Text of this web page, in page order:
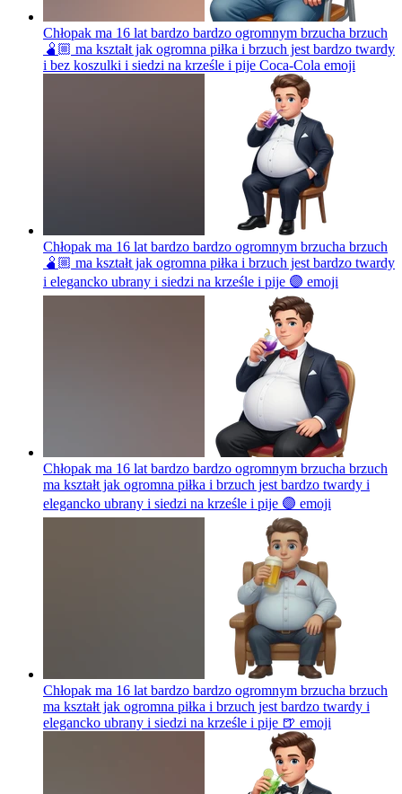
Chłopak ma 16 lat bardzo bardzo ogromnym brzucha brzuch
🫄🏼 ma kształt jak ogromna piłka i brzuch jest bardzo twardy
i bez koszulki i siedzi na krześle i pije Coca-Cola emoji
Chłopak ma 16 lat bardzo bardzo ogromnym brzucha brzuch
🫄🏼 ma kształt jak ogromna piłka i brzuch jest bardzo twardy
i elegancko ubrany i siedzi na krześle i pije 🟣 emoji
Chłopak ma 16 lat bardzo bardzo ogromnym brzucha brzuch
ma kształt jak ogromna piłka i brzuch jest bardzo twardy i
elegancko ubrany i siedzi na krześle i pije 🟣 emoji
Chłopak ma 16 lat bardzo bardzo ogromnym brzucha brzuch
ma kształt jak ogromna piłka i brzuch jest bardzo twardy i
elegancko ubrany i siedzi na krześle i pije 🍺 emoji